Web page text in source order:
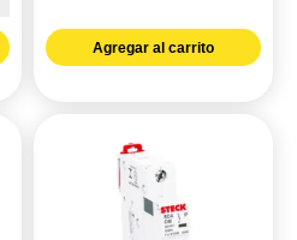
Borne
tierra
22-
12
Agregar al carrito